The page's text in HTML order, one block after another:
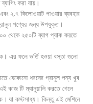
করা যায়।
২.৭ কিলোওয়াট পাওয়ার ব্যবহার
পণ্যের জন্য উপযুক্ত।
থেকে ২৫০টি ব্যাগ প্যাক করতে
এর ফলে ভর্তি হওয়া বস্তা গুলো
যেকোনো ধরনের গ্রানুল পন্য খুব
কাজ টি ম্যানুয়ালি করতে গেলে
যা কস্টসাধ্য। কিন্তু এই মেশিনে